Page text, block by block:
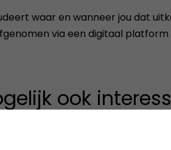
waar en wanneer jou dat
via een digitaal
ook